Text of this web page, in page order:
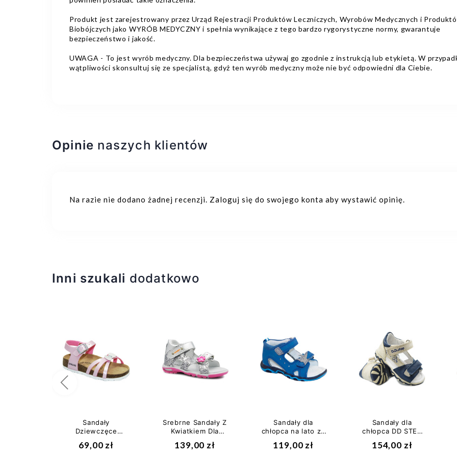
Produkt jest zarejestrowany przez Urząd Rejestracji Produktów Leczniczych, Wyrobów Medycznych i
Biobójczych jako WYRÓB MEDYCZNY i spełnia wynikające z tego bardzo rygorystyczne normy, gwarantuje
bezpieczeństwo i jakość.
UWAGA - To jest wyrób medyczny. Dla bezpieczeństwa używaj go zgodnie z instrukcją lub etykietą. W
wątpliwości skonsultuj się ze specjalistą, gdyż ten wyrób medyczny może nie być odpowiedni dla Ciebie.
Opinie naszych klientów
Na razie nie dodano żadnej recenzji. Zaloguj się do swojego konta aby wystawić opinię.
Inni szukali dodatkowo
Sandały
Dziewczęce
Profilowaną
69,00 zł
Srebrne Sandały Z
Kwiatkiem Dla
191 II gatunek
139,00 zł
Sandały dla
chłopca na lato ze
Bartek w-
119,00 zł
Sandały dla
chłopca DD STEP
154,00 zł
Poprzedni